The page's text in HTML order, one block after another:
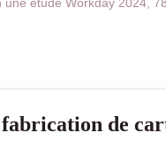
de